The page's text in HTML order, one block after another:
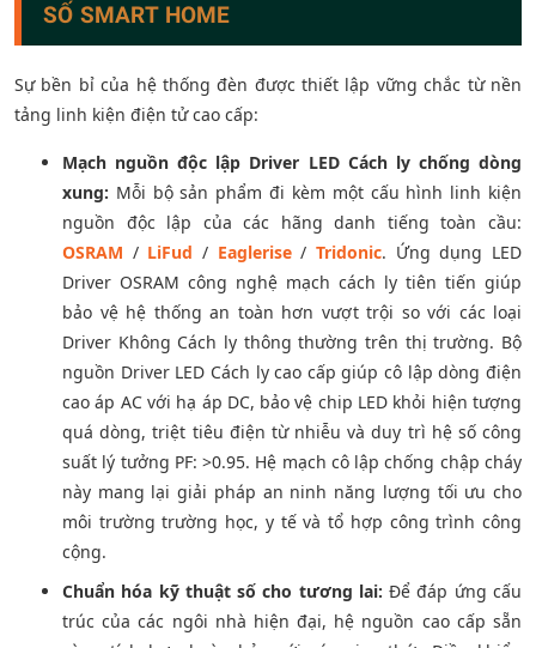
SỐ SMART HOME
Sự bền bỉ của hệ thống đèn được thiết lập vững chắc từ nền
tảng linh kiện điện tử cao cấp:
Mạch nguồn độc lập Driver LED Cách ly chống dòng
xung: Mỗi bộ sản phẩm đi kèm một cấu hình linh kiện
nguồn độc lập của các hãng danh tiếng toàn cầu:
OSRAM / LiFud / Eaglerise/Tridonic. Ứng dụng LED
Driver OSRAM công nghệ mạch cách ly tiên tiến giúp
bảo vệ hệ thống an toàn hơn vượt trội so với các loại
Driver Không Cách ly thông thường trên thị trường. Bộ
nguồn Driver LED Cách ly cao cấp giúp cô lập dòng điện
cao áp AC với hạ áp DC, bảo vệ chip LED khỏi hiện tượng
quá dòng, triệt tiêu điện từ nhiễu và duy trì hệ số công
suất lý tưởng PF: >0.95. Hệ mạch cô lập chống chập cháy
này mang lại giải pháp an ninh năng lượng tối ưu cho
môi trường trường học, y tế và tổ hợp công trình công
cộng.
Chuẩn hóa kỹ thuật số cho tương lai: Để đáp ứng cấu
trúc của các ngôi nhà hiện đại, hệ nguồn cao cấp sẵn